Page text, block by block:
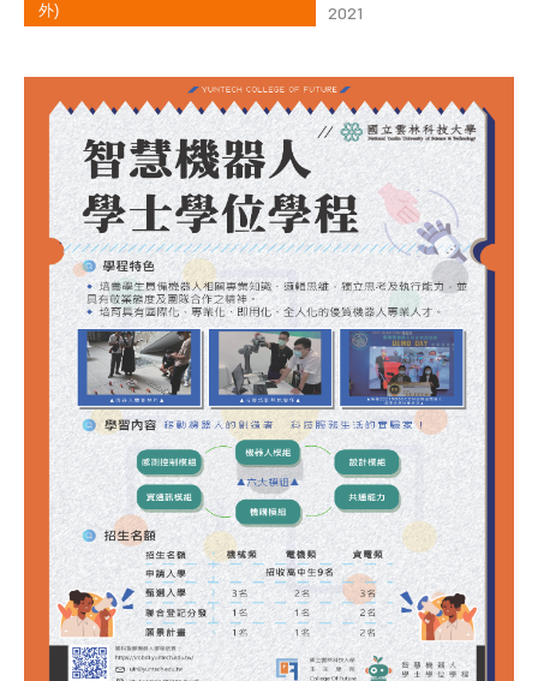
外)
2021